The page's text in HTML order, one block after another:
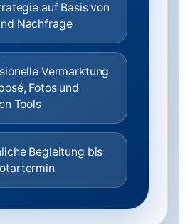
auf Basis von
Nachfrage
Vermarktung
Fotos und
Tools
Begleitung bis